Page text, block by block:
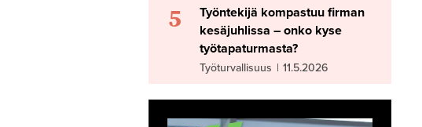
5
Työntekijä kompastuu firman
kesäjuhlissa – onko kyse
työtapaturmasta?
Työturvallisuus | 11.5.2026